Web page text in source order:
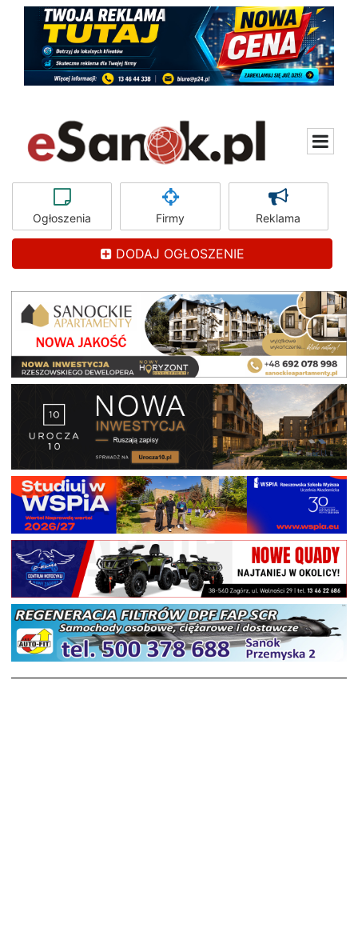
Ogłoszenia Firmy Reklama
DODAJ OGŁOSZENIE